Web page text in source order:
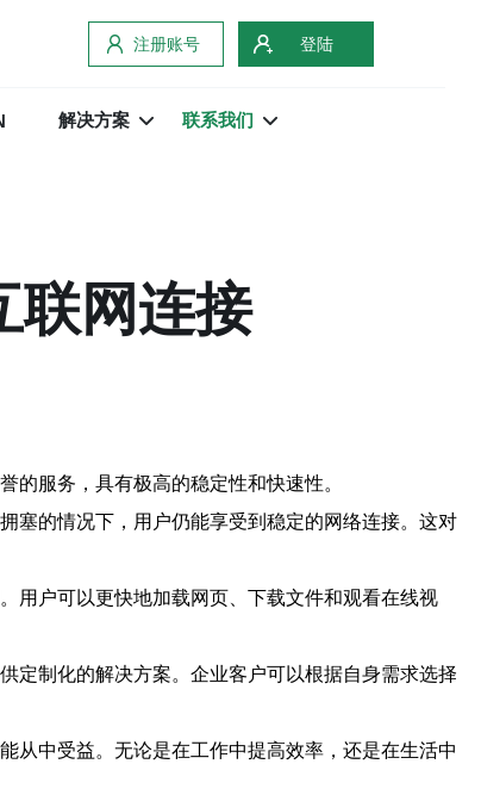
注册账号 登陆
解决方案 联系我们
联网连接
的服务，具有极高的稳定性和快速性。
塞的情况下，用户仍能享受到稳定的网络连接。这对
用户可以更快地加载网页、下载文件和观看在线视
定制化的解决方案。企业客户可以根据自身需求选择
从中受益。无论是在工作中提高效率，还是在生活中